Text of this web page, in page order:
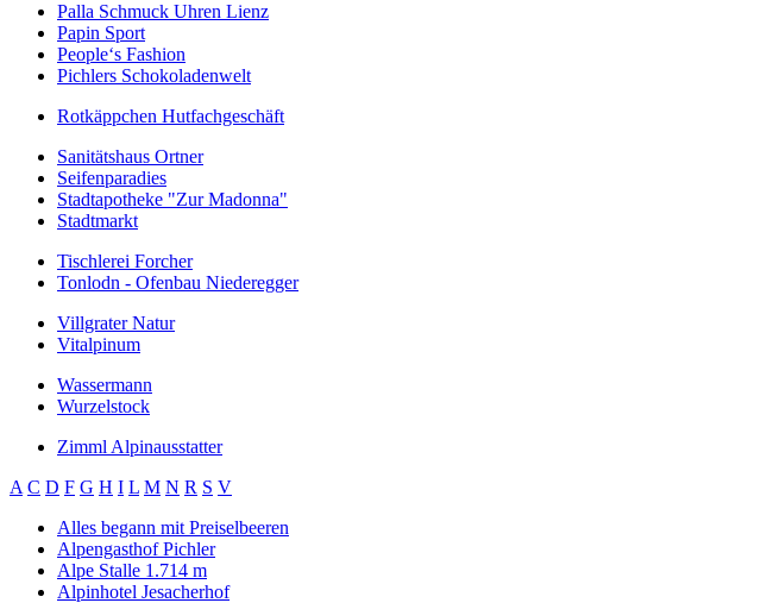
Palla Schmuck Uhren Lienz
Papin Sport
People‘s Fashion
Pichlers Schokoladenwelt
Rotkäppchen Hutfachgeschäft
Sanitätshaus Ortner
Seifenparadies
Stadtapotheke "Zur Madonna"
Stadtmarkt
Tischlerei Forcher
Tonlodn - Ofenbau Niederegger
Villgrater Natur
Vitalpinum
Wassermann
Wurzelstock
Zimml Alpinausstatter
A C D F G H I L M N R S V
Alles begann mit Preiselbeeren
Alpengasthof Pichler
Alpe Stalle 1.714 m
Alpinhotel Jesacherhof